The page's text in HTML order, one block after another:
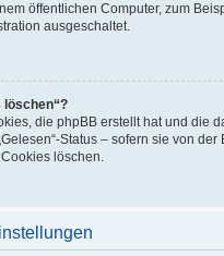
öffentlichen Computer, zum
ausgeschaltet.
löschen“?
die phpBB erstellt hat und
Status – sofern sie von
löschen.